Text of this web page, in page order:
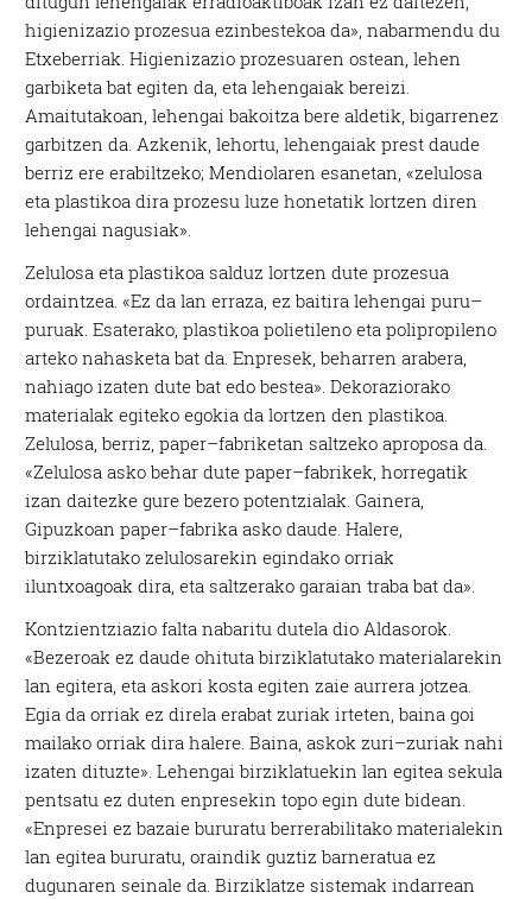
higienizazio prozesua ezinbestekoa da», nabarmendu du
Etxeberriak. Higienizazio prozesuaren ostean, lehen
garbiketa bat egiten da, eta lehengaiak bereizi.
Amaitutakoan, lehengai bakoitza bere aldetik, bigarrenez
garbitzen da. Azkenik, lehortu, lehengaiak prest daude
berriz ere erabiltzeko; Mendiolaren esanetan, «zelulosa
eta plastikoa dira prozesu luze honetatik lortzen diren
lehengai nagusiak».
Zelulosa eta plastikoa salduz lortzen dute prozesua
ordaintzea. «Ez da lan erraza, ez baitira lehengai puru–
puruak. Esaterako, plastikoa polietileno eta polipropileno
arteko nahasketa bat da. Enpresek, beharren arabera,
nahiago izaten dute bat edo bestea». Dekoraziorako
materialak egiteko egokia da lortzen den plastikoa.
Zelulosa, berriz, paper–fabriketan saltzeko aproposa da.
«Zelulosa asko behar dute paper–fabrikek, horregatik
izan daitezke gure bezero potentzialak. Gainera,
Gipuzkoan paper–fabrika asko daude. Halere,
birziklatutako zelulosarekin egindako orriak
iluntxoagoak dira, eta saltzerako garaian traba bat da».
Kontzientziazio falta nabaritu dutela dio Aldasorok.
«Bezeroak ez daude ohituta birziklatutako materialarekin
lan egitera, eta askori kosta egiten zaie aurrera jotzea.
Egia da orriak ez direla erabat zuriak irteten, baina goi
mailako orriak dira halere. Baina, askok zuri–zuriak nahi
izaten dituzte». Lehengai birziklatuekin lan egitea sekula
pentsatu ez duten enpresekin topo egin dute bidean.
«Enpresei ez bazaie bururatu berrerabilitako materialekin
lan egitea bururatu, oraindik guztiz barneratua ez
dugunaren seinale da. Birziklatze sistemak indarrean